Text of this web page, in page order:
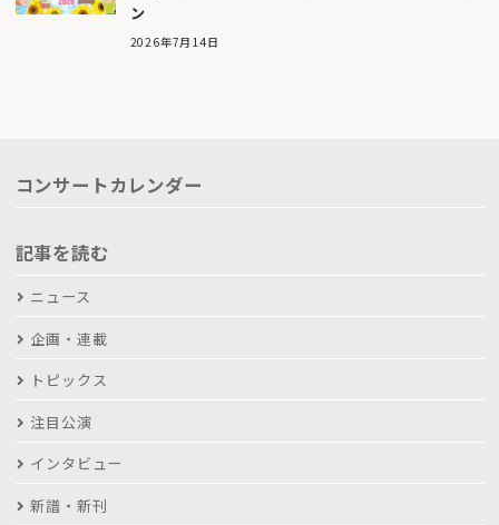
ン
2026年7月14日
コンサートカレンダー
記事を読む
ニュース
企画・連載
トピックス
注目公演
インタビュー
新譜・新刊